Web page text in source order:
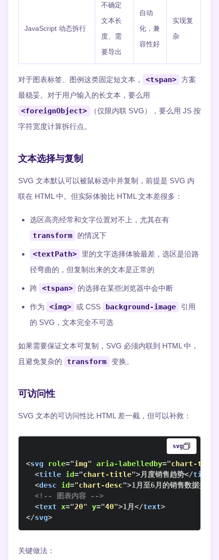
JavaScript 动态拆行
不确定
文本长
度、需
要导出
自动
化，兼
容性好
实现复
杂
对于图表标签、图例这类固定短文本， <tspan> 方案
最稳妥。对于用户输入的长文本，要么用
<foreignObject>
（仅限内联 SVG），要么用 JS 按
字符宽度计算拆行点。
文本选择与复制
SVG 文本默认可以被鼠标选中并复制，前提是 SVG 内
联在 HTML 中。但实际体验比 HTML 文本差很多：
选区高亮经常和文字位置对不上，尤其在有
transform 的情况下
<textPath>
里的文字选择体验最差，选区是沿路
径弯曲的，但复制出来的文本是正常的
跨 <tspan> 的选择在某些浏览器中会中断
作为 <img> 或 CSS background-image
引用
的 SVG，文本完全不可选
如果需要保证文本可复制，SVG 必须内联到 HTML 中，
且避免复杂的
transform 变换。
可访问性
SVG 文本的可访问性比 HTML 差一截，但可以补救：
svg
<svg role="img" aria-labelledby="chart-title
<title id="chart-title">月度销售趋势</title
<desc id="chart-desc">1月至6月的销售数据折线
<!-- 图表内容 -->
<text x="20" y="40">1月 </text>
</svg>
关键做法：